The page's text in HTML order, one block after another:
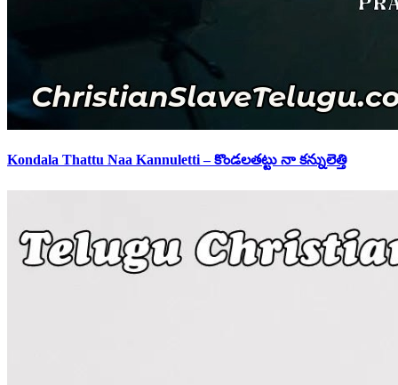
Kondala Thattu Naa Kannuletti – కొండలతట్టు నా కన్నులెత్తి